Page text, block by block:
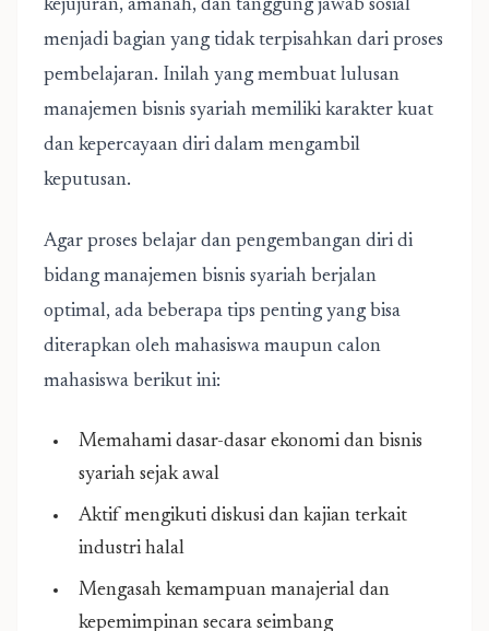
kejujuran, amanah, dan tanggung jawab sosial
menjadi bagian yang tidak terpisahkan dari proses
pembelajaran. Inilah yang membuat lulusan
manajemen bisnis syariah memiliki karakter kuat
dan kepercayaan diri dalam mengambil
keputusan.
Agar proses belajar dan pengembangan diri di
bidang manajemen bisnis syariah berjalan
optimal, ada beberapa tips penting yang bisa
diterapkan oleh mahasiswa maupun calon
mahasiswa berikut ini:
Memahami dasar-dasar ekonomi dan bisnis
syariah sejak awal
Aktif mengikuti diskusi dan kajian terkait
industri halal
Mengasah kemampuan manajerial dan
kepemimpinan secara seimbang